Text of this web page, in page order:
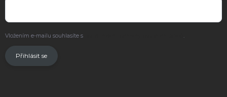
Vložením e-mailu souhlasíte s .
Přihlásit se